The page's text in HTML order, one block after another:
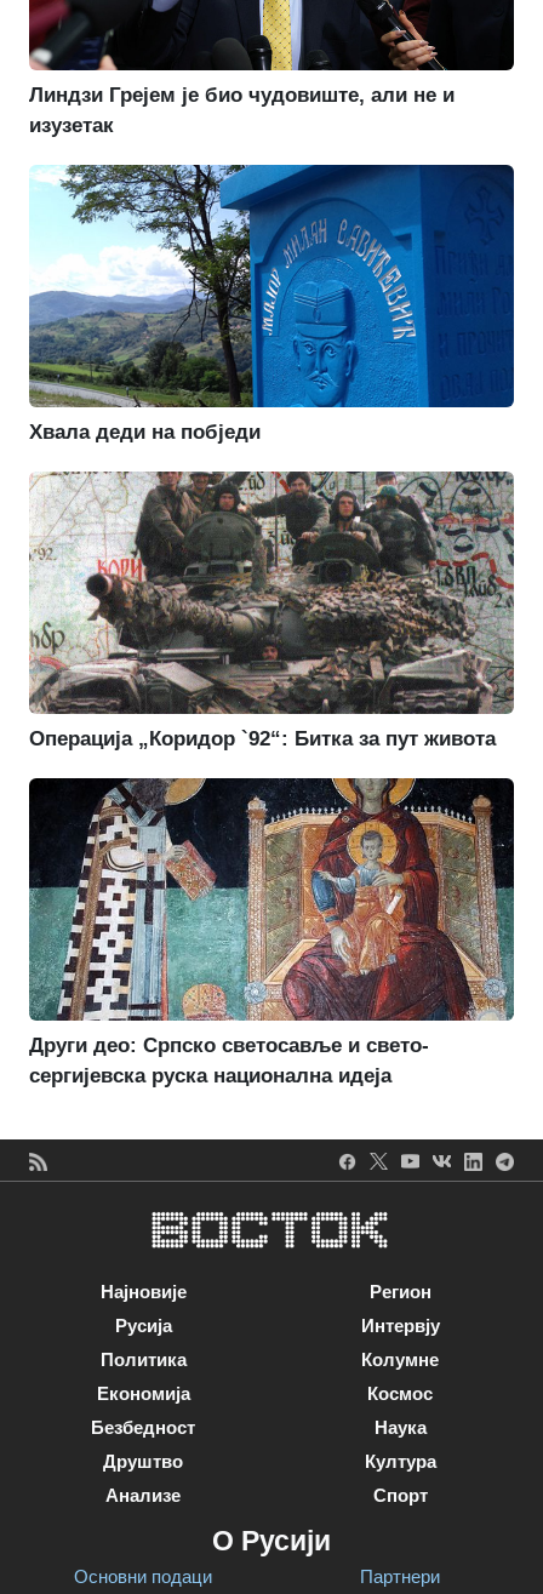
Линдзи Грејем је био чудовиште, али не и
изузетак
Хвала деди на побједи
Операција „Коридор `92“: Битка за пут живота
Други део: Српско светосавље и свето-
сергијевска руска национална идеја
Најновије
Русија
Политика
Економија
Безбедност
Друштво
Анализе
Регион
Интервју
Колумне
Космос
Наука
Култура
Спорт
О Русији
Основни подаци Партнери